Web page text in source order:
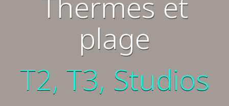
plage
T2, T3, Studios